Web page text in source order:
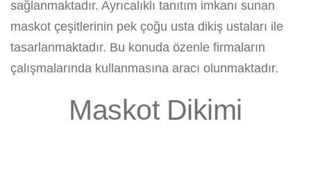
sağlanmaktadır. Ayrıcalıklı tanıtım imkanı sunan
maskot çeşitlerinin pek çoğu usta dikiş ustaları ile
tasarlanmaktadır. Bu konuda özenle firmaların
çalışmalarında kullanmasına aracı olunmaktadır.
Maskot Dikimi